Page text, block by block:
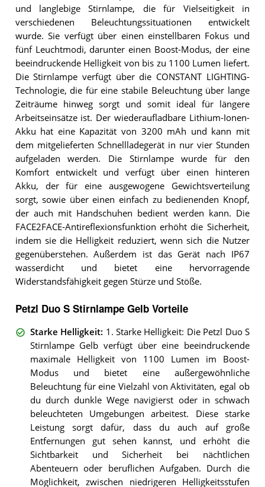
und langlebige Stirnlampe, die für Vielseitigkeit in
verschiedenen Beleuchtungssituationen entwickelt
wurde. Sie verfügt über einen einstellbaren Fokus und
fünf Leuchtmodi, darunter einen Boost-Modus, der eine
beeindruckende Helligkeit von bis zu 1100 Lumen liefert.
Die Stirnlampe verfügt über die CONSTANT LIGHTING-
Technologie, die für eine stabile Beleuchtung über lange
Zeiträume hinweg sorgt und somit ideal für längere
Arbeitseinsätze ist. Der wiederaufladbare Lithium-Ionen-
Akku hat eine Kapazität von 3200 mAh und kann mit
dem mitgelieferten Schnellladegerät in nur vier Stunden
aufgeladen werden. Die Stirnlampe wurde für den
Komfort entwickelt und verfügt über einen hinteren
Akku, der für eine ausgewogene Gewichtsverteilung
sorgt, sowie über einen einfach zu bedienenden Knopf,
der auch mit Handschuhen bedient werden kann. Die
FACE2FACE-Antireflexionsfunktion erhöht die Sicherheit,
indem sie die Helligkeit reduziert, wenn sich die Nutzer
gegenüberstehen. Außerdem ist das Gerät nach IP67
wasserdicht und bietet eine hervorragende
Widerstandsfähigkeit gegen Stürze und Stöße.
Petzl Duo S Stirnlampe Gelb Vorteile
Starke Helligkeit: 1. Starke Helligkeit: Die Petzl Duo S
Stirnlampe Gelb verfügt über eine beeindruckende
maximale Helligkeit von 1100 Lumen im Boost-
Modus und bietet eine außergewöhnliche
Beleuchtung für eine Vielzahl von Aktivitäten, egal ob
du durch dunkle Wege navigierst oder in schwach
beleuchteten Umgebungen arbeitest. Diese starke
Leistung sorgt dafür, dass du auch auf große
Entfernungen gut sehen kannst, und erhöht die
Sichtbarkeit und Sicherheit bei nächtlichen
Abenteuern oder beruflichen Aufgaben. Durch die
Möglichkeit, zwischen niedrigeren Helligkeitsstufen